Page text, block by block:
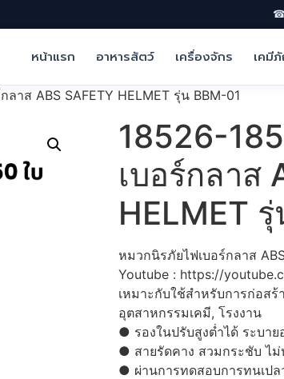
☎
หน้าแรก อาหารสัตว์ เครื่องจักร เคมี
าส ABS SAFETY HELMET รุ่น BBM-01
18526-
เบอร์กลาส
HELMET
หมวกนิรภัยไฟเบอร์กลาส
Youtube : https://
เหมาะกับใช้สำหรับการก่อสร้
อุตสาหกรรมเคมี, โรงงาน
● รองในปรับสูงต่ำได้ ระบาย
● สายรัดคาง สวมกระชับ ไ
● ผ่านการทดสอบการทนเปล